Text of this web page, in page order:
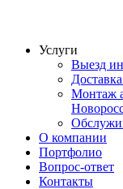
Услуги
Выезд
Монтаж
О компании
Портфолио
Вопрос-ответ
Контакты